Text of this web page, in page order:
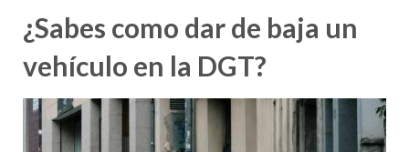
¿Sabes como dar de baja un
vehículo en la DGT?